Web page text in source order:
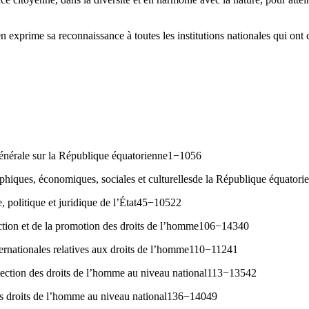
exprime sa reconnaissance à toutes les institutions nationales qui ont
sur la République équatorienne1−1056
économiques, sociales et culturellesde la République
politique et juridique de l’État45−10522
et de la promotion des droits de l’homme106−14340
relatives aux droits de l’homme110−11241
des droits de l’homme au niveau national113−13542
droits de l’homme au niveau national136−14049